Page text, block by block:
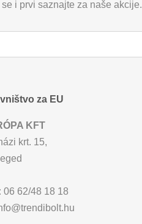
se i prvi saznajte za naše akcije.
za EU
KFT
krt. 15,
06 62/48 18 18